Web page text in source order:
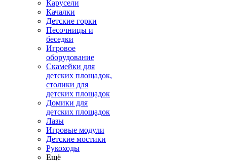
Карусели
Качалки
Детские горки
Песочницы и
беседки
Игровое
оборудование
Скамейки для
детских площадок,
столики для
детских площадок
Домики для
детских площадок
Лазы
Игровые модули
Детские мостики
Рукоходы
Ещё